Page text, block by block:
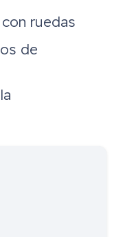
ruedas
de